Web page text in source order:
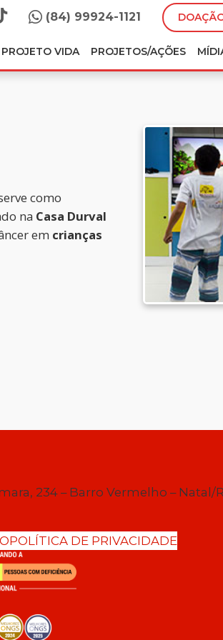
(84) 99924-1121
PROJETO VIDA PROJETOS/AÇÕES
como
na Casa Durval
em crianças
234 – Barro Vermelho – Natal/
POLÍTICA DE PRIVACIDADE